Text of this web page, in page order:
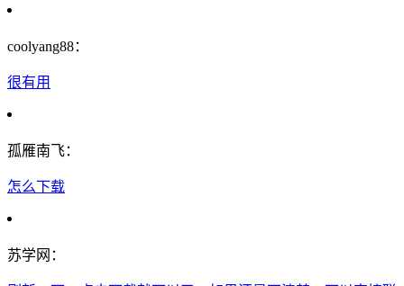
coolyang88：
很有用
孤雁南飞：
怎么下载
苏学网：